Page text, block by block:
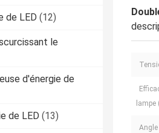
de LED (12)
le
d'énergie de
de LED (13)